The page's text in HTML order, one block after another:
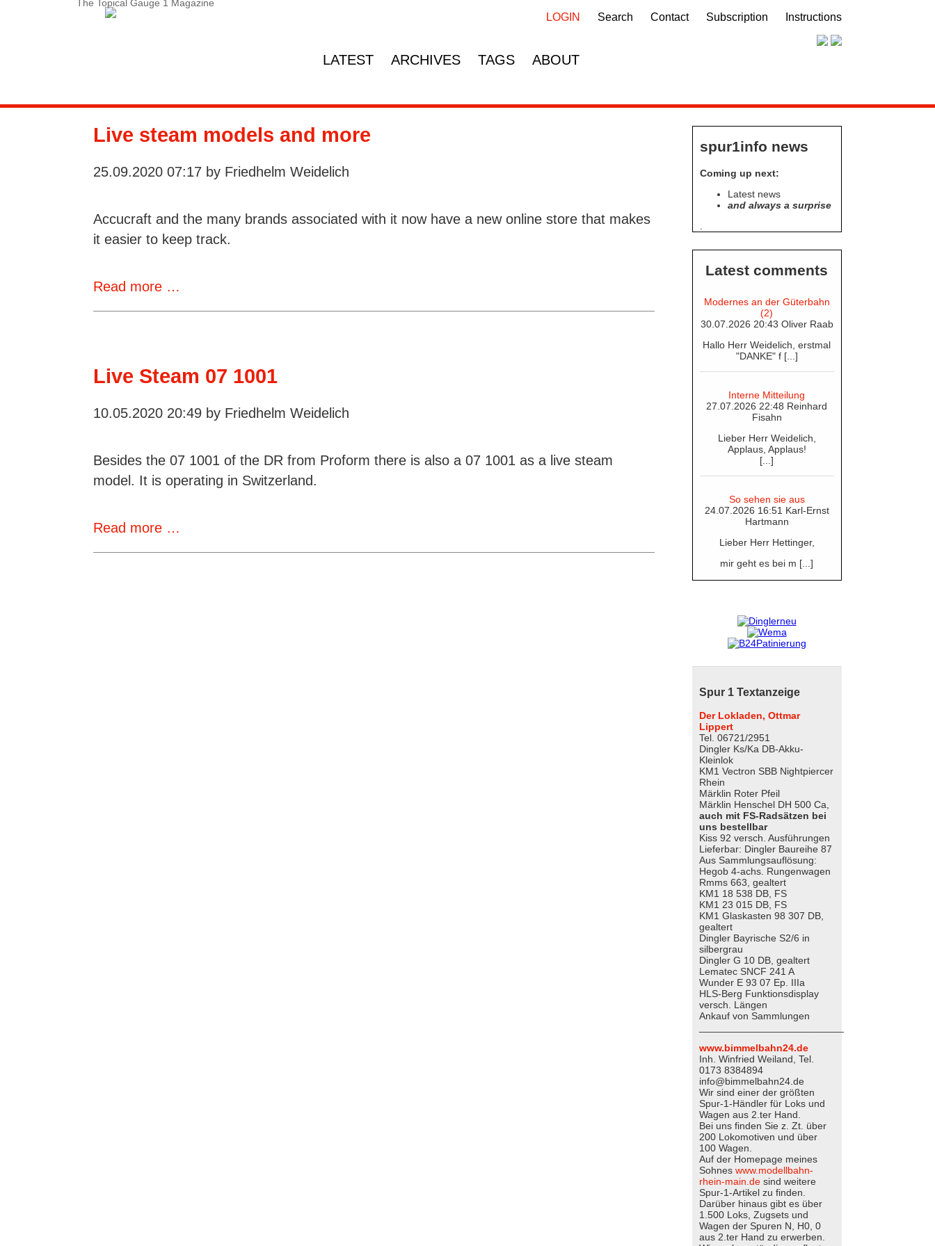
The Topical Gauge 1 Magazine
LOGIN Search Contact Subscription Instructions
LATEST ARCHIVES TAGS ABOUT
Live steam models and more
25.09.2020 07:17 by Friedhelm Weidelich
Accucraft and the many brands associated with it now have a new online store that makes
it easier to keep track.
Read more …
more
Live Steam 07 1001
10.05.2020 20:49 by Friedhelm Weidelich
Besides the 07 1001 of the DR from Proform there is also a 07 1001 as a live steam
model. It is operating in Switzerland.
Read more …
spur1info news
Coming up next:
Latest news
and always a surprise
Latest comments
Modernes an der Güterbahn
(2)
30.07.2026 20:43 Oliver Raab
Hallo Herr Weidelich, erstmal
"DANKE" f [...]
Interne Mitteilung
27.07.2026 22:48 Reinhard
Fisahn
Lieber Herr Weidelich,
Applaus, Applaus!
[...]
So sehen sie aus
24.07.2026 16:51 Karl-Ernst
Hartmann
Lieber Herr Hettinger,
mir geht es bei m [...]
Spur 1 Textanzeige
Der Lokladen, Ottmar
Lippert
Tel. 06721/2951
Dingler Ks/Ka DB-Akku-
Kleinlok
KM1 Vectron SBB Nightpiercer
Rhein
Märklin Roter Pfeil
Märklin Henschel DH 500 Ca,
auch mit FS-Radsätzen bei
uns bestellbar
Kiss 92 versch. Ausführungen
Lieferbar: Dingler Baureihe 87
Aus Sammlungsauflösung:
Hegob 4-achs. Rungenwagen
Rmms 663, gealtert
KM1 18 538 DB, FS
KM1 23 015 DB, FS
KM1 Glaskasten 98 307 DB,
gealtert
Dingler Bayrische S2/6 in
silbergrau
Dingler G 10 DB, gealtert
Lematec SNCF 241 A
Wunder E 93 07 Ep. IIIa
HLS-Berg Funktionsdisplay
versch. Längen
Ankauf von Sammlungen
www.bimmelbahn24.de
Inh. Winfried Weiland, Tel.
0173 8384894
info@bimmelbahn24.de
Wir sind einer der größten
Spur-1-Händler für Loks und
Wagen aus 2.ter Hand.
Bei uns finden Sie z. Zt. über
200 Lokomotiven und über
100 Wagen.
Auf der Homepage meines
Sohnes www.modellbahn-
rhein-main.desind weitere
Spur-1-Artikel zu finden.
Darüber hinaus gibt es über
1.500 Loks, Zugsets und
Wagen der Spuren N, H0, 0
aus 2.ter Hand zu erwerben.